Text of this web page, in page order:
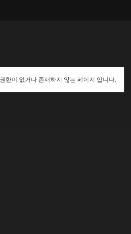
한이 없거나 존재하지 않는 페이지 입니다.